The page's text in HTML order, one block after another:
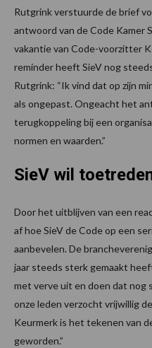
Rutgrink verstuurde de brief
antwoord van de Code Kamer
vakantie van Code-voorzitter
reminder heeft SieV nog
Rutgrink: “Ik vind dat op zijn
als ongepast. Ongeacht het
terugkoppeling bij een
normen en waarden.”
SieV wil
Door het uitblijven van een
af hoe SieV de Code op een
aanbevelen. De
jaar steeds sterk gemaakt
met verve uit en doen dat nog
onze leden verzocht vrijwillig
Keurmerk is het tekenen van
geworden.”